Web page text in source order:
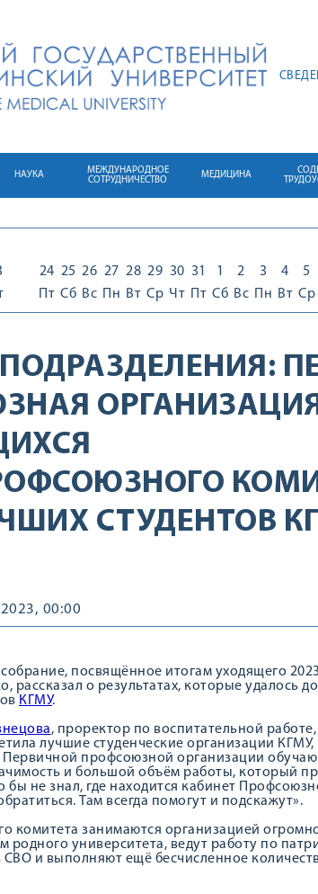
НАУКА
МЕЖДУНАРОДНОЕ
СОТРУДНИЧЕСТВО
МЕДИЦИНА
24
Пт
25
Сб
26
Вс
27
Пн
28
Вт
29
Ср
30
Чт
31
Пт
1
Сб
2
Вс
3
Пн
4
Вт
5
Ср
СТУДЕНТОВ
00:00
посвящённое итогам уходящего
рассказал о результатах, которые удалось
КГМУ.
, проректор по воспитательной
лучшие студенческие организации
профсоюзной организации
и большой объём работы, который
бы не знал, где находится кабинет
Там всегда помогут и подскажут».
комитета занимаются организацией
родного университета, ведут работу по
и выполняют ещё бесчисленное